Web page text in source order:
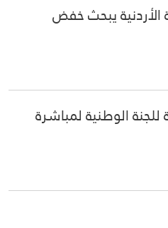
الأردنية يبحث خفض
الوطنية لمباشرة